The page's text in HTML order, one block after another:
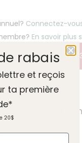
Connectez-
En savoir
Ajouter au panier-
phonème /F/
rabais
et reçois
ta première
20$